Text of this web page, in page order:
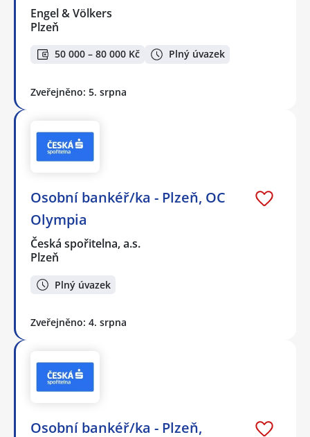
Engel & Völkers
Plzeň
50 000 – 80 000 Kč Plný úvazek
Zveřejněno: 5. srpna
Osobní bankéř/ka - Plzeň, OC
Olympia
Česká spořitelna, a.s.
Plzeň
Plný úvazek
Zveřejněno: 4. srpna
Osobní bankéř/ka - Plzeň,